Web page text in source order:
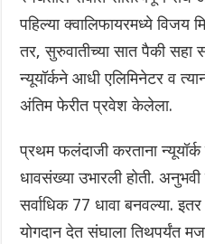
पहिल्या क्वालिफायरमध्ये विजय
तर, सुरुवातीच्या सात पैकी सहा
न्यूयॉर्कने आधी एलिमिनेटर व
अंतिम फेरीत प्रवेश केलेला.
प्रथम फलंदाजी करताना
धावसंख्या उभारली होती.
सर्वाधिक 77 धावा बनवल्या.
योगदान देत संघाला तिथपर्यंत